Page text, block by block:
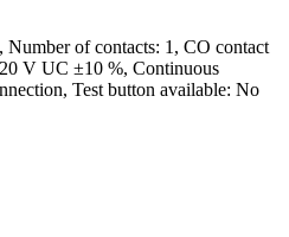
of contacts: 1, CO contact
V UC ±10 %, Continuous
Test button available: No